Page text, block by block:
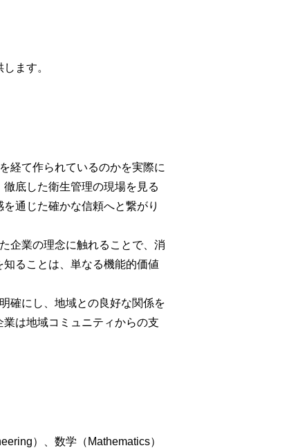
ます。
経て作られているのかを実際に
徹底した衛生管理の現場を見る
通じた確かな信頼へと繋がり
企業の理念に触れることで、消
ることは、単なる機能的価値
確にし、地域との良好な関係を
は地域コミュニティからの支
）、数学（Mathematics）